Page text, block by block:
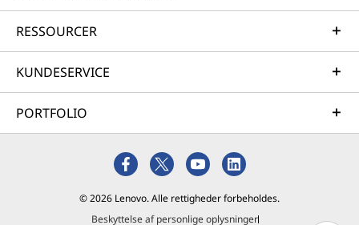
RESSOURCER
KUNDESERVICE
PORTFOLIO
© 2026 Lenovo. Alle rettigheder forbeholdes.
Beskyttelse af personlige oplysninger